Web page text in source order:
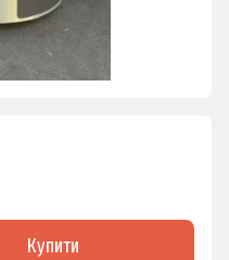
Купити